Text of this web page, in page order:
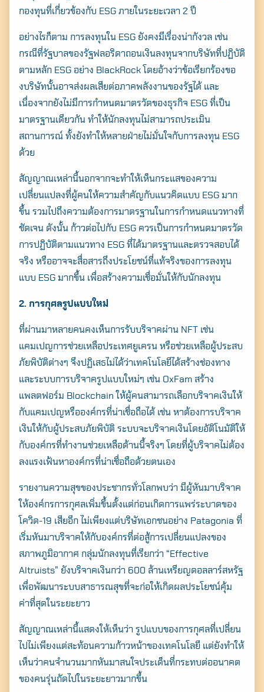
กองทุนที่เกี่ยวข้องกับ ESG ภายในระยะเวลา 2 ปี
อย่างไรก็ตาม การลงทุนใน ESG ยังคงมีเรื่องน่ากังวล เช่น
กรณีที่รัฐบาลของรัฐฟลอริดาถอนเงินลงทุนจากบริษัทที่ปฏิบัติ
ตามหลัก ESG อย่าง BlackRock โดยอ้างว่าข้อเรียกร้องขอ
งบริษัทนั้นอาจส่งผลเสียต่อภาคพลังงานของรัฐได้ และ
เนื่องจากยังไม่มีการกำหนดมาตรวัดของธุรกิจ ESG ที่เป็น
มาตรฐานเดียวกัน ทำให้นักลงทุนไม่สามารถประเมิน
สถานการณ์ ทั้งยังทำให้หลายฝ่ายไม่มั่นใจกับการลงทุน ESG
ด้วย
สัญญาณเหล่านี้นอกจากจะทำให้เห็นกระแสของความ
เปลี่ยนแปลงที่ผู้คนให้ความสำคัญกับแนวคิดแบบ ESG มาก
ขึ้น รวมไปถึงความต้องการมาตรฐานในการกำหนดแนวทางที่
ชัดเจน ดังนั้น ก้าวต่อไปกับ ESG ควรเป็นการกำหนดมาตรวัด
การปฏิบัติตามแนวทาง ESG ที่ได้มาตรฐานและตรวจสอบได้
จริง หรืออาจจะสื่อสารถึงประโยชน์ที่แท้จริงของการลงทุน
แบบ ESG มากขึ้น เพื่อสร้างความเชื่อมั่นให้กับนักลงทุน
2. การกุศลรูปแบบใหม่
ที่ผ่านมาหลายคนคงเห็นการรับบริจาคผ่าน NFT เช่น
แคมเปญการช่วยเหลือประเทศยูเครน หรือช่วยเหลือผู้ประสบ
ภัยพิบัติต่างๆ จึงปฏิเสธไม่ได้ว่าเทคโนโลยีได้สร้างช่องทาง
และระบบการบริจาครูปแบบใหม่ๆ เช่น OxFam สร้าง
แพลตฟอร์ม Blockchain ให้ผู้คนสามารถเลือกบริจาคเงินให้
กับแคมเปญหรือองค์กรที่น่าเชื่อถือได้ เช่น หาต้องการบริจาค
เงินให้กับผู้ประสบภัยพิบัติ ระบบจะบริจาคเงินโดยอัติโนมัติให้
กับองค์กรที่ทำงานช่วยเหลือด้านนี้จริงๆ โดยที่ผู้บริจาคไม่ต้อง
ลงแรงเฟ้นหาองค์กรที่น่าเชื่อถือด้วยตนเอง
รายงานความสุขของประชากรทั่วโลกพบว่า มีผู้หันมาบริจาค
ให้องค์กรการกุศลเพิ่มขึ้นตั้งแต่ก่อนเกิดการแพร่ระบาดของ
โควิด-19 เสียอีก ไม่เพียงแต่บริษัทเอกชนอย่าง Patagonia ที่
เริ่มหันมาบริจาคให้กับองค์กรที่ต่อสู้การเปลี่ยนแปลงของ
สภาพภูมิอากาศ กลุ่มนักลงทุนที่เรียกว่า “Effective
Altruists” ยังบริจาคเงินกว่า 600 ล้านเหรียญดอลลาร์สหรัฐ
เพื่อพัฒนาระบบสาธารณสุขที่จะก่อให้เกิดผลประโยชน์คุ้ม
ค่าที่สุดในระยะยาว
สัญญาณเหล่านี้แสดงให้เห็นว่า รูปแบบของการกุศลที่เปลี่ยน
ไปไม่เพียงแต่สะท้อนความก้าวหน้าของเทคโนโลยี แต่ยังทำให้
เห็นว่าคนจำนวนมากหันมาสนใจประเด็นที่กระทบต่ออนาคต
ของคนรุ่นถัดไปในระยะยาวมากขึ้น